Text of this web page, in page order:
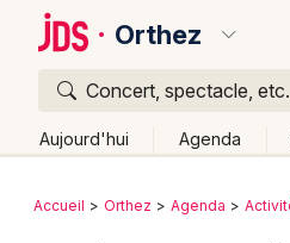
Orthez
Concert, spectacle, etc.
Aujourd'hui Agenda
Publier un événement
Retour
Accueil Orthez Agenda
Quoi ?
Où ?